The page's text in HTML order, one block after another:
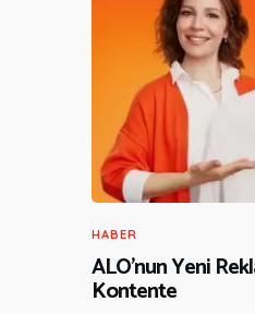
HABER
ALO’nun Yeni
Kontente